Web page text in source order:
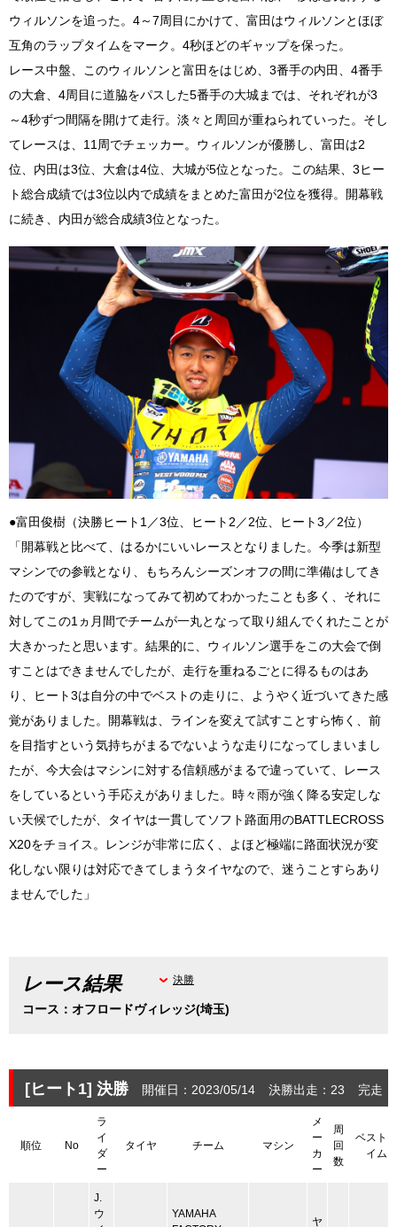
ウィルソンを追った。4～7周目にかけて、富田はウィルソンとほぼ
互角のラップタイムをマーク。4秒ほどのギャップを保った。
レース中盤、このウィルソンと富田をはじめ、3番手の内田、4番手
の大倉、4周目に道脇をパスした5番手の大城までは、それぞれが3
～4秒ずつ間隔を開けて走行。淡々と周回が重ねられていった。そし
てレースは、11周でチェッカー。ウィルソンが優勝し、富田は2
位、内田は3位、大倉は4位、大城が5位となった。この結果、3ヒー
ト総合成績では3位以内で成績をまとめた富田が2位を獲得。開幕戦
に続き、内田が総合成績3位となった。
●富田俊樹（決勝ヒート1／3位、ヒート2／2位、ヒート3／2位）
「開幕戦と比べて、はるかにいいレースとなりました。今季は新型
マシンでの参戦となり、もちろんシーズンオフの間に準備はしてき
たのですが、実戦になってみて初めてわかったことも多く、それに
対してこの1ヵ月間でチームが一丸となって取り組んでくれたことが
大きかったと思います。結果的に、ウィルソン選手をこの大会で倒
すことはできませんでしたが、走行を重ねるごとに得るものはあ
り、ヒート3は自分の中でベストの走りに、ようやく近づいてきた感
覚がありました。開幕戦は、ラインを変えて試すことすら怖く、前
を目指すという気持ちがまるでないような走りになってしまいまし
たが、今大会はマシンに対する信頼感がまるで違っていて、レース
をしているという手応えがありました。時々雨が強く降る安定しな
い天候でしたが、タイヤは一貫してソフト路面用のBATTLECROSS
X20をチョイス。レンジが非常に広く、よほど極端に路面状況が変
化しない限りは対応できてしまうタイヤなので、迷うことすらあり
ませんでした」
レース結果
コース：オフロードヴィレッジ(埼玉)
決勝
[ヒート1] 決勝 開催日：2023/05/14 決勝出走：23 完走
順位 No
ラ
イ
ダ
ー
タイヤ チーム マシン
メ
ー
カ
ー
周
回
数
ベストタ
イム
J.
ウ
YAMAHA
ヤ